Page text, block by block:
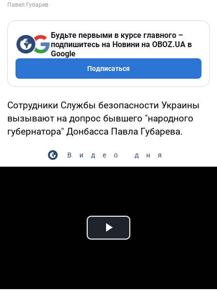
Будьте первыми в курсе главного –
подпишитесь на Новини на OBOZ.UA в
Google
Подписаться
Сотрудники Службы безопасности Украины
вызывают на допрос бывшего "народного
губернатора" Донбасса Павла Губарева.
Видео дня
Play Video